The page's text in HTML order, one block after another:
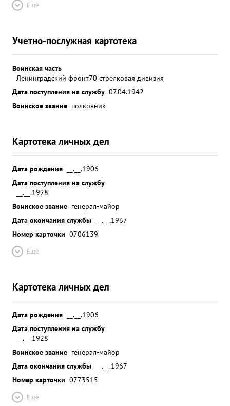
Ещё
Учетно-послужная картотека
Воинская часть
Ленинградский фронт70 стрелковая дивизия
Дата поступления на службу 07.04.1942
Воинское звание полковник
Картотека личных дел
Дата рождения
__.__.1906
Дата поступления на службу
__.__.1928
Воинское звание генерал-майор
Дата окончания службы
__.__.1967
Номер карточки 0706139
Ещё
Картотека личных дел
Дата рождения
__.__.1906
Дата поступления на службу
__.__.1928
Воинское звание генерал-майор
Дата окончания службы
__.__.1967
Номер карточки 0773515
Ещё